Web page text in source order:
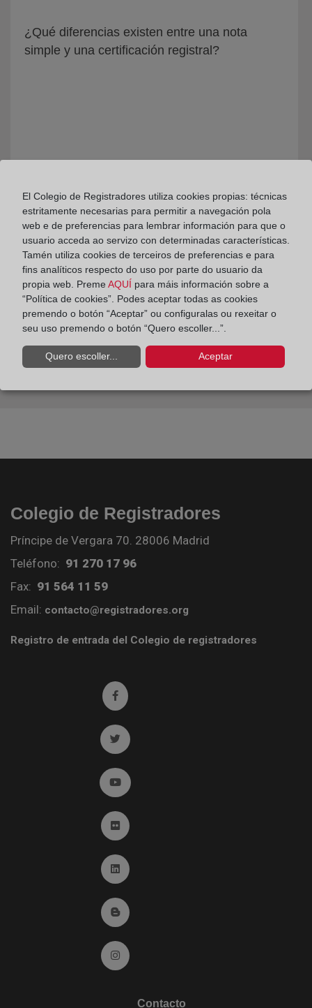
¿Qué diferencias existen entre una nota
simple y una certificación registral?
Qué tipo de certificaciones existen
Colegio de Registradores
Príncipe de Vergara 70. 28006 Madrid
Teléfono: 91 270 17 96
Fax: 91 564 11 59
Email: contacto@registradores.org
Registro de entrada del Colegio de registradores
Ir a facebook (abre en ventana nueva)
Ir a twitter (abre en ventana nueva)
Ir a YouTube (abre en ventana nueva)
Ir a Flickr (abre en ventana nueva)
Ir a Linkedin (abre en ventana nueva)
Ir al Blog (abre en ventana nueva)
Ir a Instagram (abre en ventana nueva)
Contacto
El Colegio de Registradores utiliza cookies propias: técnicas
estritamente necesarias para permitir a navegación pola
web e de preferencias para lembrar información para que o
usuario acceda ao servizo con determinadas características.
Tamén utiliza cookies de terceiros de preferencias e para
fins analíticos respecto do uso por parte do usuario da
propia web. Preme AQUÍ para máis información sobre a
“Política de cookies”. Podes aceptar todas as cookies
premendo o botón “Aceptar” ou configuralas ou rexeitar o
seu uso premendo o botón “Quero escoller...”.
Quero escoller... Aceptar